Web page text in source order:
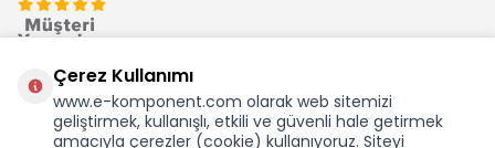
Ekom Elk. Elektronik San. ve Tic. A.Ş.'nin Tescilli Bir Markasıdır
Çerez Kullanımı
www.e-komponent.com olarak web sitemizi
geliştirmek, kullanışlı, etkili ve güvenli hale getirmek
amacıyla çerezler (cookie) kullanıyoruz. Siteyi